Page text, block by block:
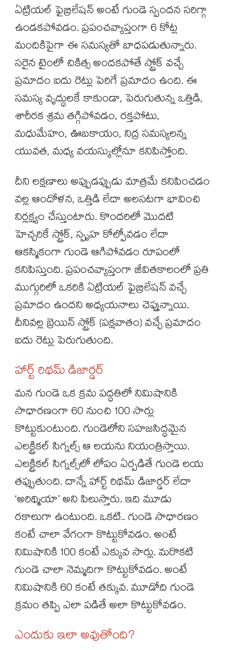
ఏట్రియల్ ఫైబ్రిలేషన్ అంటే గుండె స్పందన సరిగ్గా
ఉండకపోవడం. ప్రపంచవ్యాప్తంగా 6 కోట్ల
మందికిపైగా ఈ సమస్యతో బాధపడుతున్నారు.
సరైన టైంలో చికిత్స అందకపోతే స్ట్రోక్ వచ్చే
ప్రమాదం ఐదు రెట్లు పెరిగే ప్రమాదం ఉంది. ఈ
సమస్య వృద్ధులకే కాకుండా, పెరుగుతున్న ఒత్తిడి,
శారీరక శ్రమ తగ్గిపోవడం, రక్తపోటు,
మధుమేహం, ఊబకాయం, నిద్ర సమస్యలన్న
యువత, మధ్య వయస్కుల్లోనూ కనిపిస్తోంది.
దీని లక్షణాలు అప్పుడప్పుడు మాత్రమే కనిపించడం
వల్ల ఆందోళన, ఒత్తిడి లేదా అలసటగా భావించి
నిర్లక్ష్యం చేస్తుంటారు. కొందరిలో మొదటి
హెచ్చరికే స్ట్రోక్, స్పృహ కోల్పోవడం లేదా
ఆకస్మికంగా గుండె ఆగిపోవడం రూపంలో
కనిపిస్తుంది. ప్రపంచవ్యాప్తంగా జీవితకాలంలో ప్రతి
ముగ్గురిలో ఒకరికి ఏట్రియల్ ఫైబ్రిలేషన్ వచ్చే
ప్రమాదం ఉందని అధ్యయనాలు చెప్తున్నాయి.
దీనివల్ల బ్రెయిన్ స్ట్రోక్ (పక్షవాతం) వచ్చే ప్రమాదం
ఐదు రెట్లు పెరుగుతుంది.
హార్ట్ రిథమ్ డిజార్డర్
మన గుండె ఒక క్రమ పద్ధతిలో నిమిషానికి
సాధారణంగా 60 నుంచి 100 సార్లు
కొట్టుకుంటుంది. గుండెలోని సహజసిద్ధమైన
ఎలక్ట్రికల్ సిగ్నల్స్ ఆ లయను నియంత్రిస్తాయి.
ఎలక్ట్రికల్ సిగ్నల్స్‌‌‌‌‌‌‌‌‌‌‌‌‌‌‌‌లో లోపం ఏర్పడితే గుండె లయ
తప్పుతుంది. దాన్నే హార్ట్ రిథమ్ డిజార్డర్ లేదా
‘అరిథ్మియా’ అని పిలుస్తారు. ఇది మూడు
రకాలుగా ఉంటుంది. ఒకటి.. గుండె సాధారణం
కంటే చాలా వేగంగా కొట్టుకోవడం. అంటే
నిమిషానికి 100 కంటే ఎక్కువ సార్లు. మరొకటి
గుండె చాలా నెమ్మదిగా కొట్టుకోవడం. అంటే
నిమిషానికి 60 కంటే తక్కువ. మూడోది గుండె
క్రమం తప్పి ఎలా పడితే అలా కొట్టుకోవడం.
ఎందుకు ఇలా అవుతోంది?